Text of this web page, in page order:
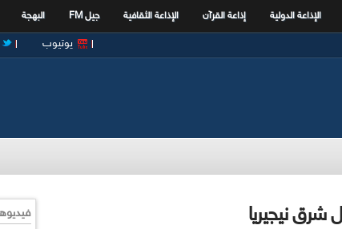
الإذاعة الدولية إذاعة القرآن الإذاعة الثقافية جيل FM البهجة
يوتيوب
نيجيريا